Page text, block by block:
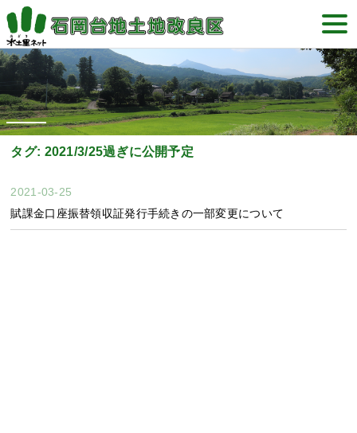
Skip
to
content
タグ: 2021/3/25過ぎに公開予定
2021-03-25
賦課金口座振替領収証発行手続きの一部変更について